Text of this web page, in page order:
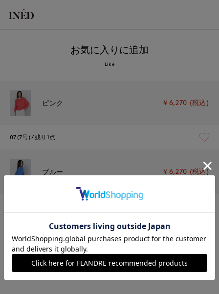
お気に入りに追加
Like
ピンク ￥6,270 (税込)
07(7号) 残り1点
ブルー ￥6,270 (税込)
在庫あり